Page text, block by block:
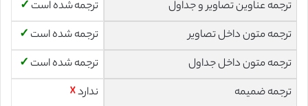
ترجمه عناوین تصاویر و جداول
ترجمه شده است ✓
ترجمه متون داخل تصاویر
ترجمه شده است ✓
ترجمه متون داخل جداول
ترجمه شده است ✓
ترجمه ضمیمه
ندارد☓